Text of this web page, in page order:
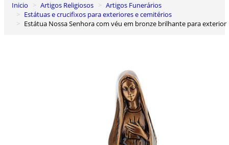
0
Carrinho de Compras
Inicio Artigos Religiosos
Artigos Funerários
Estátuas e crucifixos para exteriores e cemitérios
Estátua Nossa Senhora com véu em bronze brilhante para exterior